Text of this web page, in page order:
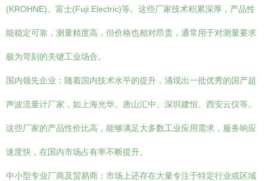
(KROHNE)、富士(Fuji Electric)等。这些厂家技术积累深厚，产品性
能稳定可靠，测量精度高，但价格也相对昂贵，通常用于对测量要求
极为苛刻的关键工业场合。
国内领先企业：随着国内技术水平的提升，涌现出一批优秀的国产超
声波流量计厂家，如上海光华、唐山汇中、深圳建恒、西安云仪等。
这些厂家的产品性价比高，能够满足大多数工业应用需求，服务响应
速度快，在国内市场占有率不断提升。
中小型专业厂商及贸易商：市场上还存在大量专注于特定行业或区域